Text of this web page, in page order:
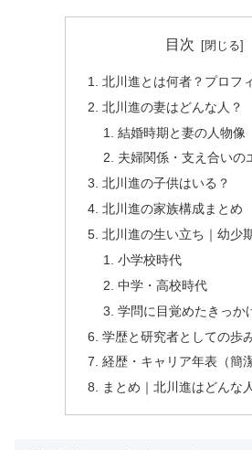
目次
北川進とは何者？プロフ
北川進の妻はどんな人？
結婚時期と妻の人物像
夫婦関係・支え合いの
北川進の子供はいる？
北川進の家族構成まとめ
北川進の生い立ち｜幼少
小学校時代
中学・高校時代
学問に目覚めたきっか
学歴と研究者としての歩
経歴・キャリア年表（簡潔
まとめ｜北川進はどんな